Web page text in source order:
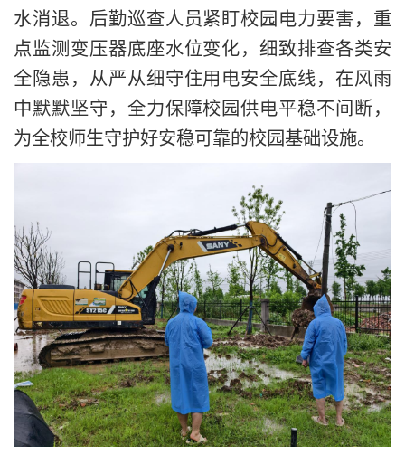
水消退。后勤巡查人员紧盯校园电力要害，重
点监测变压器底座水位变化，细致排查各类安
全隐患，从严从细守住用电安全底线，在风雨
中默默坚守，全力保障校园供电平稳不间断，
为全校师生守护好安稳可靠的校园基础设施。